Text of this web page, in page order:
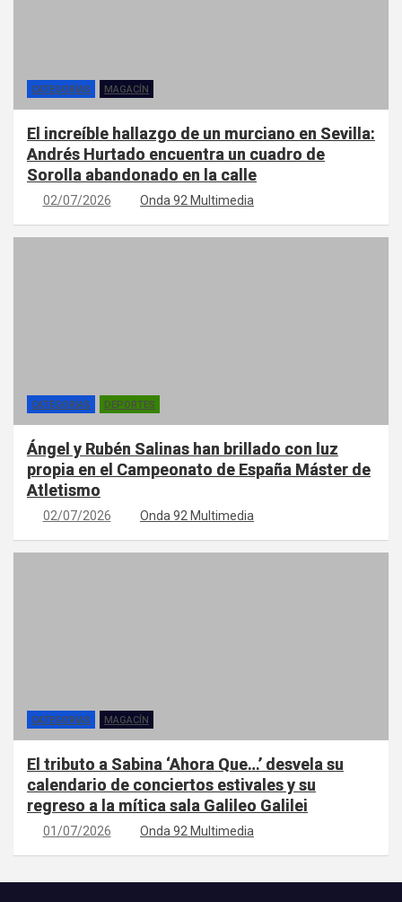
CATEGORÍAS MAGACÍN
El increíble hallazgo de un murciano en Sevilla:
Andrés Hurtado encuentra un cuadro de
Sorolla abandonado en la calle
02/07/2026 Onda 92 Multimedia
CATEGORÍAS DEPORTES
Ángel y Rubén Salinas han brillado con luz
propia en el Campeonato de España Máster de
Atletismo
02/07/2026 Onda 92 Multimedia
CATEGORÍAS MAGACÍN
El tributo a Sabina ‘Ahora Que…’ desvela su
calendario de conciertos estivales y su
regreso a la mítica sala Galileo Galilei
01/07/2026 Onda 92 Multimedia